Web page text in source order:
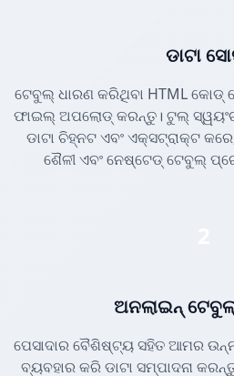
ଡାଟା
ଟେବୁଲ୍ ଧାରଣ କରିଥିବା HTML କୋଡ୍
ଫାଇଲ୍ ଅପଲୋଡ୍ କରନ୍ତୁ। ଟୁଲ୍
ଡାଟା ଚିହ୍ନଟ ଏବଂ ଏକ୍ସଟ୍ରାକ୍ଟ
ଶୈଳୀ ଏବଂ ନେଷ୍ଟେଡ୍ ଟେବୁଲ୍
ଅନଲାଇନ୍
ପେସାଦାର ବୈଶିଷ୍ଟ୍ୟ ସହିତ ଆମର
ବ୍ୟବହାର କରି ଡାଟା ସମ୍ପାଦନା